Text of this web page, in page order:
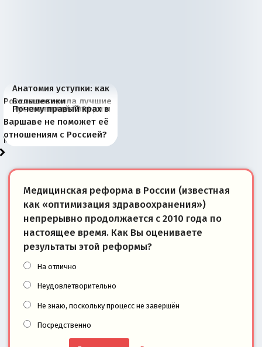
Анатомия уступки: как
Россия потеряла лучшие
рыбопромысловые
районы Баренцева
моря
Большевики
отличаются от «Яблока»
тем, что они -
победители
Киевская марионетка
Запада рассказала о
«переобувании» хозяев
В России назрели
перемены: 15 шагов к
суверенной экономике
Миграционный пожар
Европы
Россия начинает
сбрасывать балласт
Анкориджа
Россия зимой 1904
года: первые уступки во
внутренней политике
Русская нация вчера и
сегодня
Почему правый крах в
Варшаве не поможет её
отношениям с Россией?
Медицинская реформа в России (известная
как «оптимизация здравоохранения»)
непрерывно продолжается с 2010 года по
настоящее время. Как Вы оцениваете
результаты этой реформы?
На отлично
Неудовлетворительно
Не знаю, поскольку процесс не завершён
Посредственно